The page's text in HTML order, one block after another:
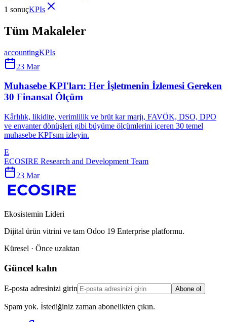
1 sonuçKPIs
Tüm Makaleler
accountingKPIs
23 Mar
Muhasebe KPI'ları: Her İşletmenin İzlemesi Gereken
30 Finansal Ölçüm
Kârlılık, likidite, verimlilik ve brüt kar marjı, FAVÖK, DSO, DPO
ve envanter dönüşleri gibi büyüme ölçümlerini içeren 30 temel
muhasebe KPI'sını izleyin.
E
ECOSIRE Research and Development Team
23 Mar
Ekosistemin Lideri
Dijital ürün vitrini ve tam Odoo 19 Enterprise platformu.
Küresel · Önce uzaktan
Güncel kalın
E-posta adresinizi girin Abone ol
Spam yok. İstediğiniz zaman abonelikten çıkın.